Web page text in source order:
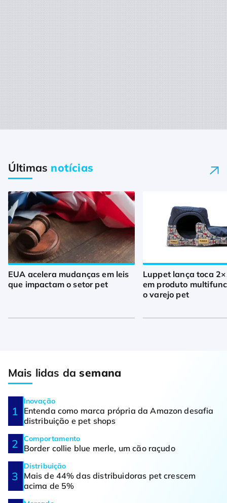
Últimas notícias
EUA acelera mudanças em leis
que impactam o setor pet
Luppet lança toca
em produto
o varejo pet
Mais lidas dasemana
Inovação
Entenda como marca própria da Amazon desafia
distribuição e pet shops
Comportamento
Border collie blue merle, um cão raçudo
Distribuição
Mais de 44% das distribuidoras pet crescem
acima de 5%